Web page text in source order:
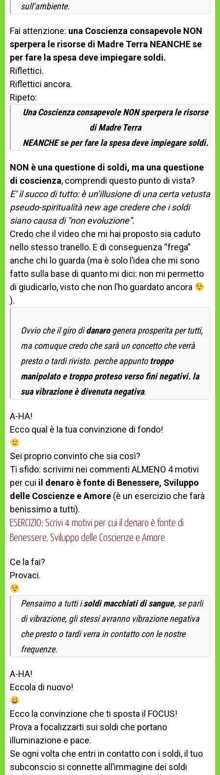
sull’ambiente.
Fai attenzione: una Coscienza consapevole NON
sperpera le risorse di Madre Terra NEANCHE se
per fare la spesa deve impiegare soldi.
Riflettici.
Riflettici ancora.
Ripeto:
Una Coscienza consapevole NON sperpera le risorse
di Madre Terra
NEANCHE se per fare la spesa deve impiegare soldi.
NON è una questione di soldi, ma una questione
di coscienza, comprendi questo punto di vista?
E’ il succo di tutto: è un’illusione di una certa vetusta
pseudo-spiritualità new age credere che i soldi
siano causa di “non evoluzione”.
Credo che il video che mi hai proposto sia caduto
nello stesso tranello. E di conseguenza “frega”
anche chi lo guarda (ma è solo l’idea che mi sono
fatto sulla base di quanto mi dici: non mi permetto
di giudicarlo, visto che non l’ho guardato ancora
).
Ovvio che il giro didanarogenera prosperita per tutti,
ma comuque credo che sarà un concetto che verrà
presto o tardi rivisto. perche appuntotroppo
manipolato e troppo proteso verso fini negativi. la
sua vibrazione è divenuta negativa.
A-HA!
Ecco qual è la tua convinzione di fondo!
Sei proprio convinto che sia così?
Ti sfido: scrivimi nei commenti ALMENO 4 motivi
per cui il denaro è fonte di Benessere, Sviluppo
delle Coscienze e Amore (è un esercizio che farà
benissimo a tutti).
ESERCIZIO: Scrivi 4 motivi per cui il denaro è fonte di
Benessere, Sviluppo delle Coscienze e Amore
Ce la fai?
Provaci.
Pensaimo a tutti isoldi macchiati di sangue, se parli
di vibrazione, gli stessi avranno vibrazione negativa
che presto o tardi verra in contatto con le nostre
frequenze.
A-HA!
Eccola di nuovo!
Ecco la convinzione che ti sposta il FOCUS!
Prova a focalizzarti sui soldi che portano
illuminazione e pace.
Se ogni volta che entri in contatto con i soldi, il tuo
subconscio si connette all’immagine dei soldi